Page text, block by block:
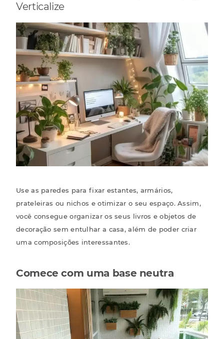
Verticalize
Use as paredes para fixar estantes, armários,
prateleiras ou nichos e otimizar o seu espaço. Assim,
você consegue organizar os seus livros e objetos de
decoração sem entulhar a casa, além de poder criar
uma composições interessantes.
Comece com uma base neutra